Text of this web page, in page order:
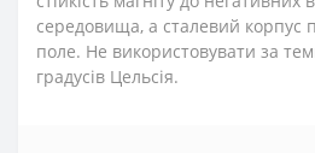
середовища, а сталевий корпус
поле. Не використовувати за
градусів Цельсія.